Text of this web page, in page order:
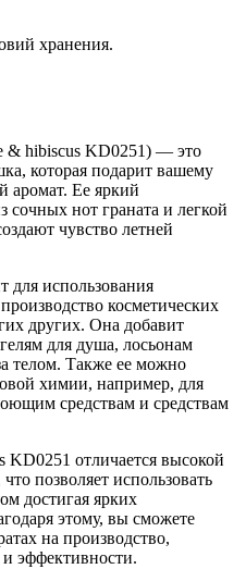
хранения.
& hibiscus KD0251) — это
которая подарит вашему
аромат. Ее яркий
нот граната и легкой
чувство летней
для использования
косметических
других. Она добавит
для душа, лосьонам
телом. Также ее можно
химии, например, для
средствам и средствам
KD0251 отличается высокой
позволяет использовать
достигая ярких
этому, вы сможете
на производство,
и эффективности.